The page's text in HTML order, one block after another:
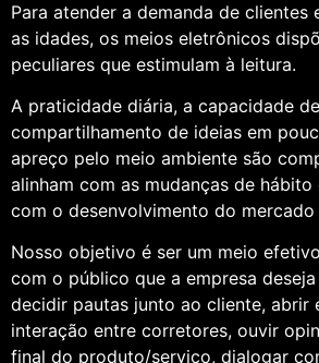
Para atender a demanda de clientes
as idades, os meios eletrônicos
peculiares que estimulam à leitura.
A praticidade diária, a capacidade
compartilhamento de ideias em
apreço pelo meio ambiente são
alinham com as mudanças de
com o desenvolvimento do mercado
Nosso objetivo é ser um meio
com o público que a empresa
decidir pautas junto ao cliente, abrir
interação entre corretores, ouvir
final do produto/serviço, dialogar